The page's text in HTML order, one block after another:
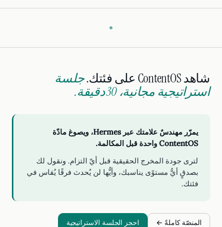
شاهد ContentOS على فئتك.
جلسة
استراتيجية مجانية، 30 دقيقة.
يمرّر مهندسٌ علامتك عبر Hermes، ويصوغ مادّة
ContentOS واحدة قبل المكالمة.
لترى جودة المخرج الحقيقية قبل أيّ التزام. ونقول لك
بصدقٍ أيُّ مستوًى يناسبك، وأيُّها لن يُحدث فرقًا يُقاس في
فئتك.
احجز الجلسة الاستراتيجية المنصّة كاملةً ←